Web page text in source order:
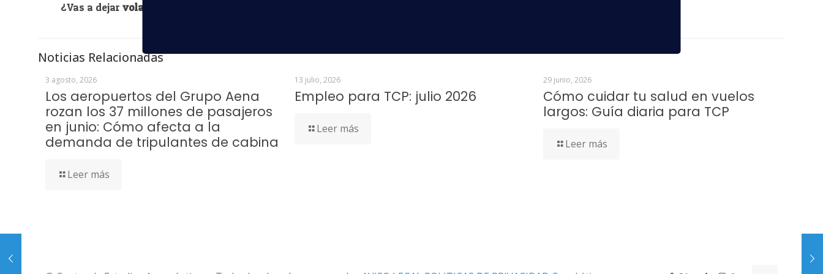
¿Vas a dejarvolar
Noticias Relacionadas
3 agosto, 2026
Los aeropuertos del Grupo Aena
rozan los 37 millones de pasajeros
en junio: Cómo afecta a la
demanda de tripulantes de cabina
Leer más
13 julio, 2026
Empleo para TCP: julio 2026
Leer más
29 junio, 2026
Cómo cuidar tu salud en vuelos
largos: Guía diaria para TCP
Leer más